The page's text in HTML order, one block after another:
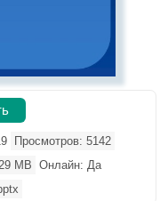
Просмотров: 5142
MB
Онлайн: Да